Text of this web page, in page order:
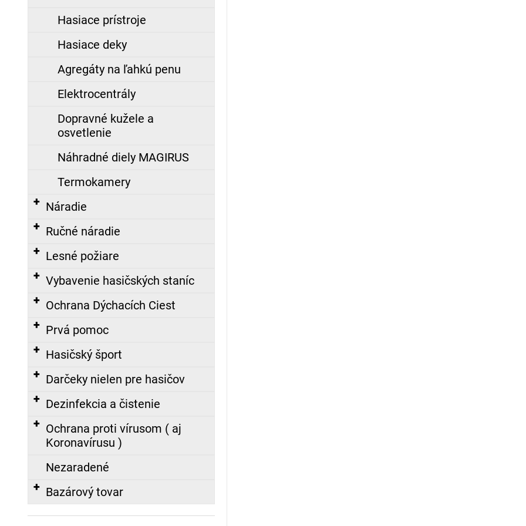
Hasiace prístroje
Hasiace deky
Agregáty na ľahkú penu
Elektrocentrály
Dopravné kužele a
osvetlenie
Náhradné diely MAGIRUS
Termokamery
Náradie
Ručné náradie
Lesné požiare
Vybavenie hasičských staníc
Ochrana Dýchacích Ciest
Prvá pomoc
Hasičský šport
Darčeky nielen pre hasičov
Dezinfekcia a čistenie
Ochrana proti vírusom ( aj
Koronavírusu )
Nezaradené
Bazárový tovar
129,70
HADICA
TECHNOLEN
SUPER
POLOSPOJKAMI
AL,
20M
191,78
€